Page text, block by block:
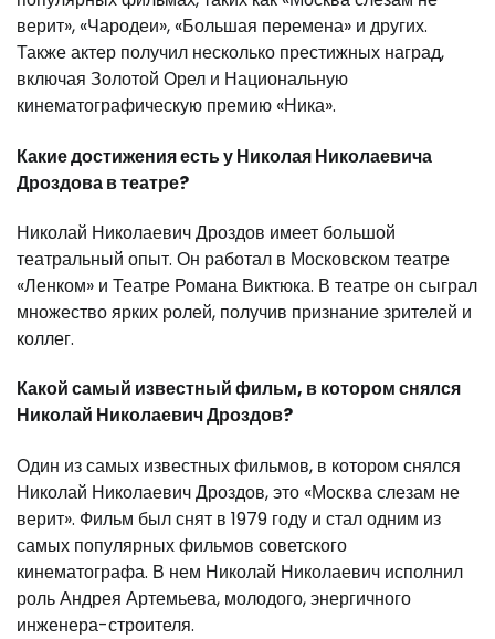
верит», «Чародеи», «Большая перемена» и других.
Также актер получил несколько престижных наград,
включая Золотой Орел и Национальную
кинематографическую премию «Ника».
Какие достижения есть у Николая Николаевича
Дроздова в театре?
Николай Николаевич Дроздов имеет большой
театральный опыт. Он работал в Московском театре
«Ленком» и Театре Романа Виктюка. В театре он сыграл
множество ярких ролей, получив признание зрителей и
коллег.
Какой самый известный фильм, в котором снялся
Николай Николаевич Дроздов?
Один из самых известных фильмов, в котором снялся
Николай Николаевич Дроздов, это «Москва слезам не
верит». Фильм был снят в 1979 году и стал одним из
самых популярных фильмов советского
кинематографа. В нем Николай Николаевич исполнил
роль Андрея Артемьева, молодого, энергичного
инженера-строителя.